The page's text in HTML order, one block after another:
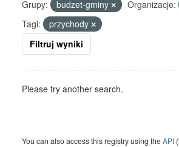
Grupy: budzet-gminy Organizacje:
Tagi:
przychody
Filtruj wyniki
Please try another search.
You can also access this registry using theAPI